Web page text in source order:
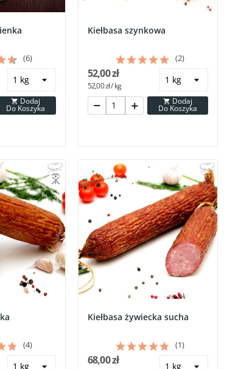
(6)

Do Koszyka
Kiełbasa szynkowa
(2)

Do Koszyka
52,00 zł
52,00 zł / kg
(4)
Kiełbasa żywiecka sucha
(1)
68,00 zł